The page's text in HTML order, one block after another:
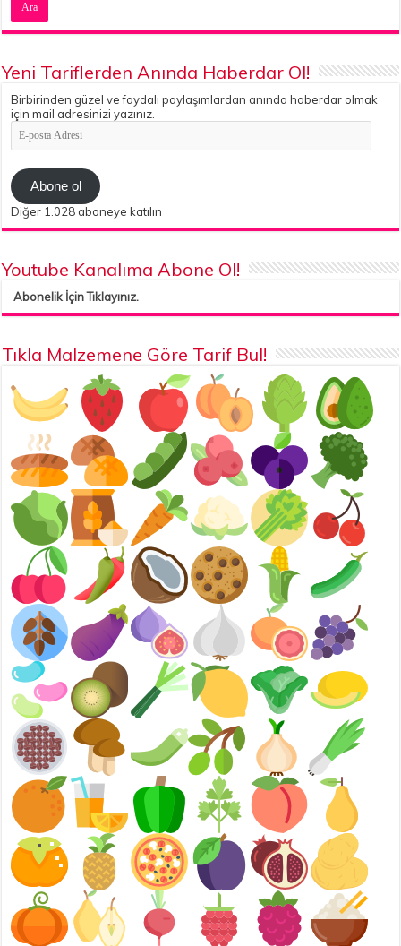
Yeni Tariflerden Anında Haberdar Ol!
Birbirinden güzel ve faydalı paylaşımlardan anında haberdar olmak
için mail adresinizi yazınız.
E-
posta
Abone ol
Diğer 1.028 aboneye katılın
Youtube Kanalıma Abone Ol!
Abonelik İçin Tıklayınız.
Tıkla Malzemene Göre Tarif Bul!